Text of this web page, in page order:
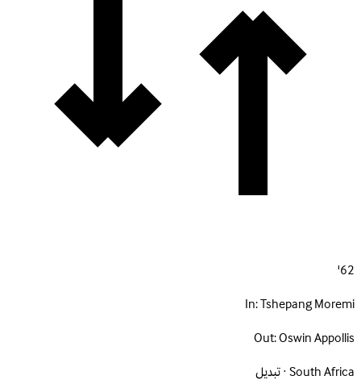
62'
In:Tshepang Moremi
Out:Oswin Appollis
South Africa · تبديل